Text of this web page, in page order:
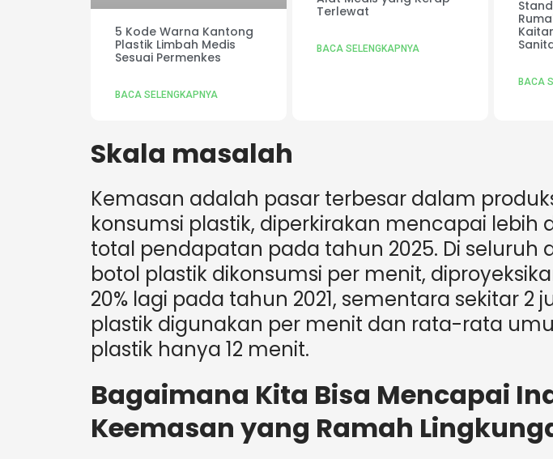
5 Kode Warna Kantong
Plastik Limbah Medis
Sesuai Permenkes
BACA SELENGKAPNYA
Terlewat
BACA SELENGKAPNYA
BACA
Skala masalah
Kemasan adalah pasar terbesar dalam
konsumsi plastik, diperkirakan mencapai lebih
total pendapatan pada tahun 2025. Di seluruh
botol plastik dikonsumsi per menit,
20% lagi pada tahun 2021, sementara sekitar 2
plastik digunakan per menit dan rata-rata
plastik hanya 12 menit.
Bagaimana Kita Bisa Mencapai
Keemasan yang Ramah